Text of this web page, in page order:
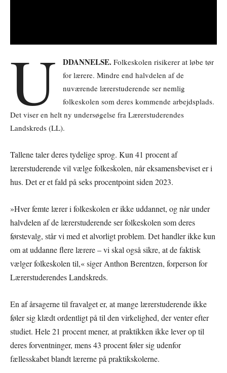
U DDANNELSE. Folkeskolen risikerer at løbe tør
for lærere. Mindre end halvdelen af de
nuværende lærerstuderende ser nemlig
folkeskolen som deres kommende arbejdsplads.
Det viser en helt ny undersøgelse fra Lærerstuderendes
Landskreds (LL).
Tallene taler deres tydelige sprog. Kun 41 procent af
lærerstuderende vil vælge folkeskolen, når eksamensbeviset er i
hus. Det er et fald på seks procentpoint siden 2023.
»Hver femte lærer i folkeskolen er ikke uddannet, og når under
halvdelen af de lærerstuderende ser folkeskolen som deres
førstevalg, står vi med et alvorligt problem. Det handler ikke kun
om at uddanne flere lærere – vi skal også sikre, at de faktisk
vælger folkeskolen til,« siger Anthon Berentzen, forperson for
Lærerstuderendes Landskreds.
En af årsagerne til fravalget er, at mange lærerstuderende ikke
føler sig klædt ordentligt på til den virkelighed, der venter efter
studiet. Hele 21 procent mener, at praktikken ikke lever op til
deres forventninger, mens 43 procent føler sig udenfor
fællesskabet blandt lærerne på praktikskolerne.